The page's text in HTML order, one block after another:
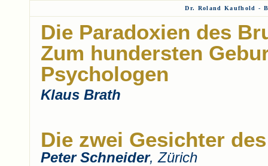
Dr. Roland Kaufhold -
Die Paradoxien des
Zum hundersten
Psychologen
Klaus Brath
Die zwei Gesichter
Peter Schneider, Zürich